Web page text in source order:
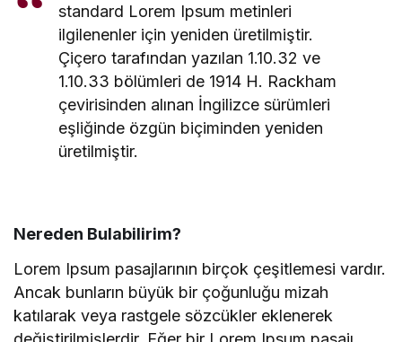
standard Lorem Ipsum metinleri
ilgilenenler için yeniden üretilmiştir.
Çiçero tarafından yazılan 1.10.32 ve
1.10.33 bölümleri de 1914 H. Rackham
çevirisinden alınan İngilizce sürümleri
eşliğinde özgün biçiminden yeniden
üretilmiştir.
Nereden Bulabilirim?
Lorem Ipsum pasajlarının birçok çeşitlemesi vardır.
Ancak bunların büyük bir çoğunluğu mizah
katılarak veya rastgele sözcükler eklenerek